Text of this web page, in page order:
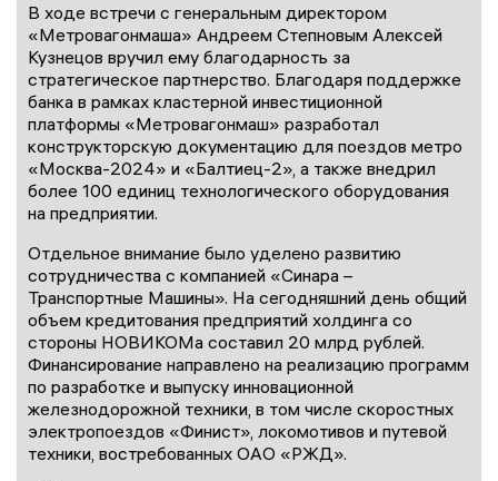
В ходе встречи с генеральным директором
«Метровагонмаша» Андреем Степновым Алексей
Кузнецов вручил ему благодарность за
стратегическое партнерство. Благодаря поддержке
банка в рамках кластерной инвестиционной
платформы «Метровагонмаш» разработал
конструкторскую документацию для поездов метро
«Москва-2024» и «Балтиец-2», а также внедрил
более 100 единиц технологического оборудования
на предприятии.
Отдельное внимание было уделено развитию
сотрудничества с компанией «Синара –
Транспортные Машины». На сегодняшний день общий
объем кредитования предприятий холдинга со
стороны НОВИКОМа составил 20 млрд рублей.
Финансирование направлено на реализацию программ
по разработке и выпуску инновационной
железнодорожной техники, в том числе скоростных
электропоездов «Финист», локомотивов и путевой
техники, востребованных ОАО «РЖД».